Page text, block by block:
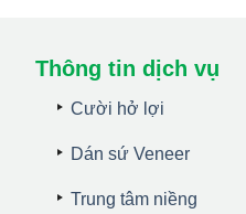
Thông tin dịch vụ
Cười hở lợi
Dán sứ Veneer
Trung tâm niềng